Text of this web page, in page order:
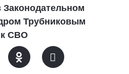
Трубниковым
СВО